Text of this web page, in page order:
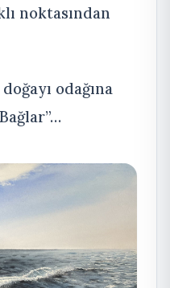
noktasından
odağına